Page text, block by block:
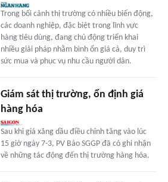
Trong bối cảnh thị trường có nhiều biến động,
các doanh nghiệp, đặc biệt trong lĩnh vực
hàng tiêu dùng, đang chủ động triển khai
nhiều giải pháp nhằm bình ổn giá cả, duy trì
sức mua và phục vụ nhu cầu người dân.
Giám sát thị trường, ổn định giá
hàng hóa
Sau khi giá xăng dầu điều chỉnh tăng vào lúc
15 giờ ngày 7-3, PV Báo SGGP đã có ghi nhận
về những tác động đến thị trường hàng hóa.